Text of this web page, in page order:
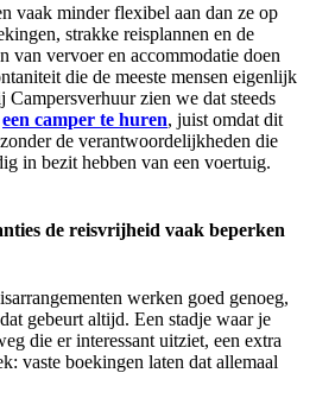
vaak minder flexibel aan dan ze op
strakke reisplannen en de
van vervoer en accommodatie doen
die de meeste mensen eigenlijk
zien we dat steeds
een camper te huren, juist omdat dit
de verantwoordelijkheden die
in bezit hebben van een voertuig.
de reisvrijheid vaak beperken
werken goed genoeg,
gebeurt altijd. Een stadje waar je
die er interessant uitziet, een extra
vaste boekingen laten dat allemaal